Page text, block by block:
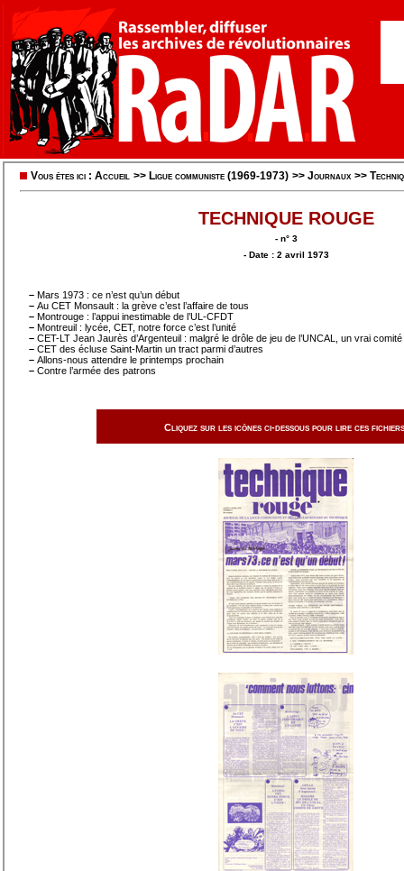
Vous êtes ici : Accueil >> Ligue communiste (1969-1973) >> Journaux >>
TECHNIQUE ROUGE
- n° 3
- Date : 2 avril 1973
– Mars 1973 : ce n’est qu’un début
– Au CET Monsault : la grève c’est l’affaire de tous
– Montrouge : l’appui inestimable de l’UL-CFDT
– Montreuil : lycée, CET, notre force c’est l’unité
– CET-LT Jean Jaurès d’Argenteuil : malgré le drôle de jeu de l’UNCAL, un vrai
– CET des écluse Saint-Martin un tract parmi d’autres
– Allons-nous attendre le printemps prochain
– Contre l’armée des patrons
Cliquez sur les icônes ci-dessous pour lire ces